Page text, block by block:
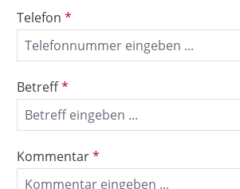
Telefon *
Betreff*
Kommentar*